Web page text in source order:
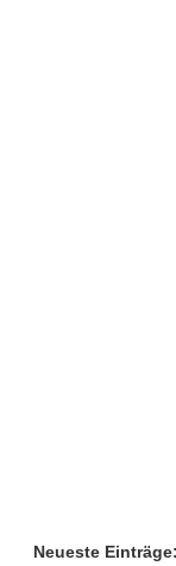
Neueste Einträge: